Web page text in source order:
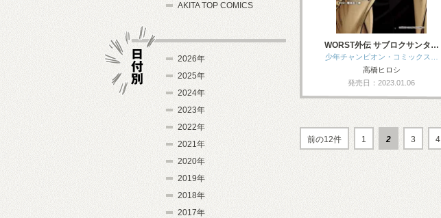
WORST外伝 サブロクサンタ…
少年チャンピオン・コミックス…
高橋ヒロシ
発売日：2023.01.06
前の12件 1 2 3 4
AKITA TOP COMICS
2026年
2025年
2024年
2023年
2022年
2021年
2020年
2019年
2018年
2017年